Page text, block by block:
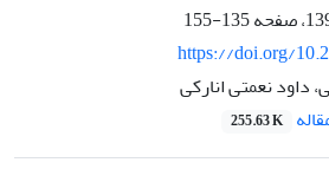
135-155
https://doi.org/
داود نعمتی انارکی
255.63 K